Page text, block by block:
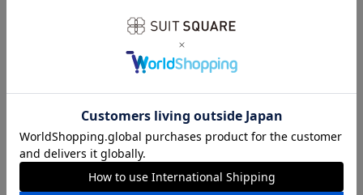
【裾】タタキ仕上げ（裾上げ済み：裾上げは受付対象外となり
【洗濯表示】ドライクリーニング・家庭洗濯可《洗濯機可（ネ
※お届けする商品の下げ札・タグに記載の品番は「AP6501-
11」と印字しておりますが、こちらの「AP6501-A-11」と同
一商品となります。予めご了承くださいませ。